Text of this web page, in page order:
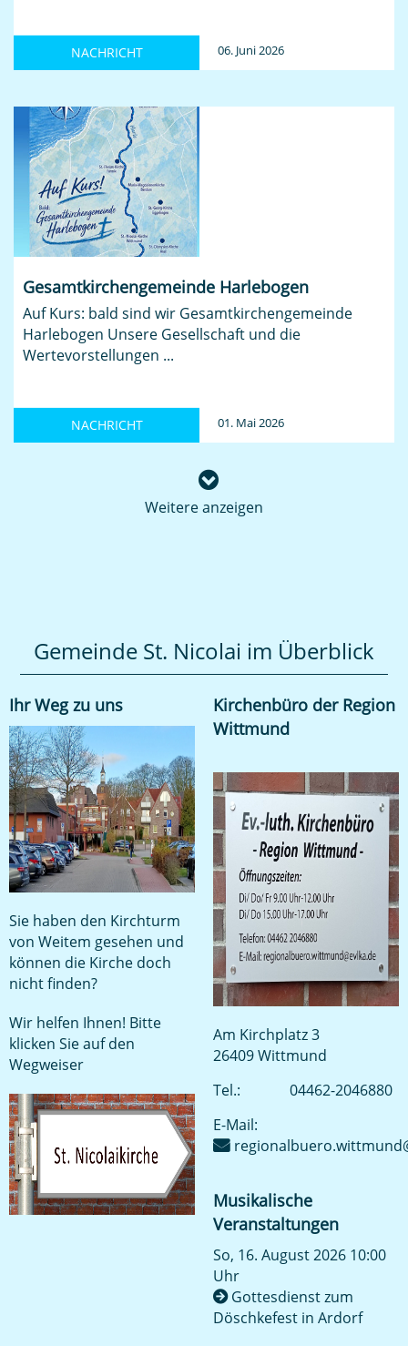
NACHRICHT 06. Juni 2026
Gesamtkirchengemeinde Harlebogen
Auf Kurs: bald sind wir Gesamtkirchengemeinde
Harlebogen Unsere Gesellschaft und die
Wertevorstellungen ...
NACHRICHT 01. Mai 2026
Weitere anzeigen
Gemeinde St. Nicolai im Überblick
Ihr Weg zu uns
Sie haben den Kirchturm
von Weitem gesehen und
können die Kirche doch
nicht finden?
Wir helfen Ihnen! Bitte
klicken Sie auf den
Wegweiser
Kirchenbüro der Region
Wittmund
Am Kirchplatz 3
26409 Wittmund
Tel.:
04462-2046880
E-Mail:
Musikalische
Veranstaltungen
So, 16. August 2026 10:00
Uhr
Gottesdienst zum
Döschkefest in Ardorf